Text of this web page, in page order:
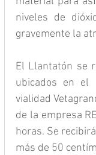
niveles de
gravemente la
El Llantatón se
ubicados en el
vialidad
de la empresa
horas. Se
más de 50